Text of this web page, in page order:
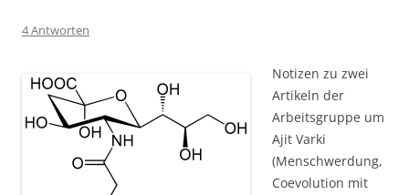
4 Antworten
Notizen zu zwei
Artikeln der
Arbeitsgruppe um
Ajit Varki
(Menschwerdung,
Coevolution mit